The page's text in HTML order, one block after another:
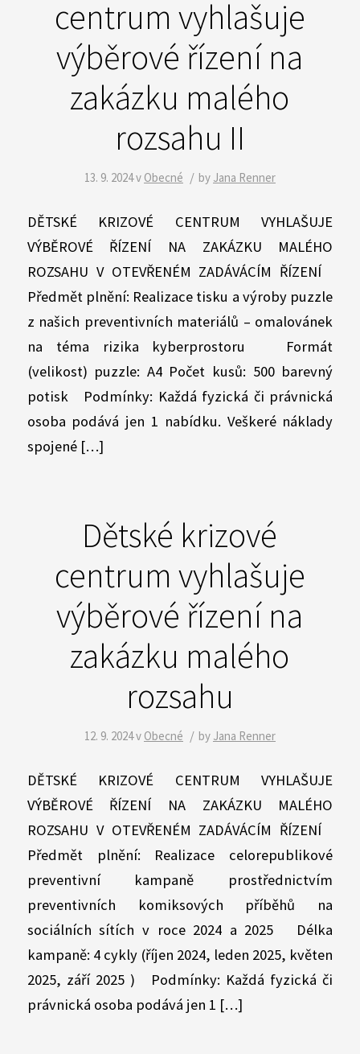
centrum vyhlašuje
výběrové řízení na
zakázku malého
rozsahu II
13. 9. 2024v Obecné / by Jana Renner
DĚTSKÉ KRIZOVÉ CENTRUM VYHLAŠUJE
VÝBĚROVÉ ŘÍZENÍ NA ZAKÁZKU MALÉHO
ROZSAHU V OTEVŘENÉM ZADÁVÁCÍM ŘÍZENÍ
Předmět plnění: Realizace tisku a výroby puzzle
z našich preventivních materiálů – omalovánek
na téma rizika kyberprostoru Formát
(velikost) puzzle: A4 Počet kusů: 500 barevný
potisk Podmínky: Každá fyzická či právnická
osoba podává jen 1 nabídku. Veškeré náklady
spojené […]
Dětské krizové
centrum vyhlašuje
výběrové řízení na
zakázku malého
rozsahu
12. 9. 2024v Obecné / by Jana Renner
DĚTSKÉ KRIZOVÉ CENTRUM VYHLAŠUJE
VÝBĚROVÉ ŘÍZENÍ NA ZAKÁZKU MALÉHO
ROZSAHU V OTEVŘENÉM ZADÁVÁCÍM ŘÍZENÍ
Předmět plnění: Realizace celorepublikové
preventivní kampaně prostřednictvím
preventivních komiksových příběhů na
sociálních sítích v roce 2024 a 2025 Délka
kampaně: 4 cykly (říjen 2024, leden 2025, květen
2025, září 2025 ) Podmínky: Každá fyzická či
právnická osoba podává jen 1 […]